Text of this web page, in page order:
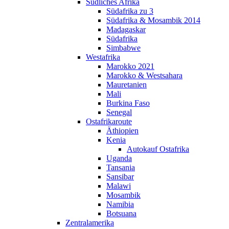
Südliches Afrika
Südafrika zu 3
Südafrika & Mosambik 2014
Madagaskar
Südafrika
Simbabwe
Westafrika
Marokko 2021
Marokko & Westsahara
Mauretanien
Mali
Burkina Faso
Senegal
Ostafrikaroute
Äthiopien
Kenia
Autokauf Ostafrika
Uganda
Tansania
Sansibar
Malawi
Mosambik
Namibia
Botsuana
Zentralamerika